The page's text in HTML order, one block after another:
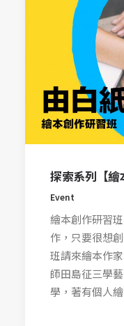
探索系列【繪
Event
繪本創作研習
作，只要很想
班請來繪本作
師田島征三學
學，著有個人